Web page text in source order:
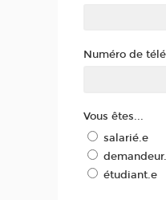
Numéro de
Vous êtes...
salarié.e
étudiant.e